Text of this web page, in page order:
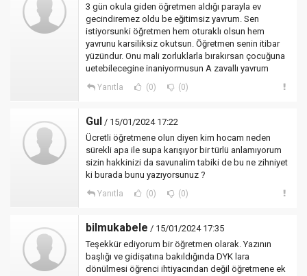
3 gün okula giden öğretmen aldığı parayla ev
gecindiremez oldu be eğitimsiz yavrum. Sen
istiyorsunki öğretmen hem oturaklı olsun hem
yavrunu karsiliksiz okutsun. Öğretmen senin itibar
yüzündur. Onu mali zorluklarla bırakırsan çocuğuna
uetebilecegine inaniyormusun A zavallı yavrum
Yanıtla (0) (0)
Gul / 15/01/2024 17:22
Ücretli öğretmene olun diyen kim hocam neden
sürekli apa ile supa karışıyor bir türlü anlamıyorum
sizin hakkinizi da savunalim tabiki de bu ne zihniyet
ki burada bunu yazıyorsunuz ?
Yanıtla (0) (0)
bilmukabele / 15/01/2024 17:35
Teşekkür ediyorum bir öğretmen olarak. Yazının
başlığı ve gidişatına bakıldığında DYK lara
dönülmesi öğrenci ihtiyacından değil öğretmene ek